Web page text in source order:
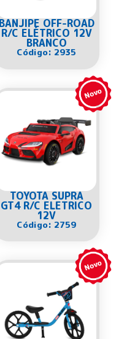
BANJIPE OFF-ROAD
R/C ELÉTRICO 12V
BRANCO
Código: 2935
TOYOTA SUPRA
GT4 R/C ELETRICO
12V
Código: 2759